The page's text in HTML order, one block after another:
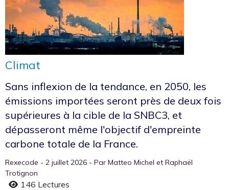
Climat
Sans inflexion de la tendance, en 2050, les
émissions importées seront près de deux fois
supérieures à la cible de la SNBC3, et
dépasseront même l'objectif d'empreinte
carbone totale de la France.
Rexecode - 2 juillet 2026 - Par Matteo Michel et Raphaël
Trotignon
146 Lectures